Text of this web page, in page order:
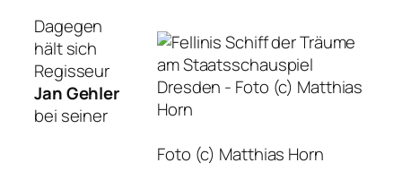
Foto (c) Matthias Horn
Dagegen
hält sich
Regisseur
Jan Gehler
bei seiner